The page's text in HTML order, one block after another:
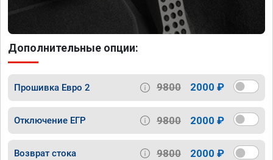
Дополнительные опции:
Прошивка Евро 2 9800 2000 ₽
Отключение ЕГР 9800 2000 ₽
Возврат стока 9800 2000 ₽